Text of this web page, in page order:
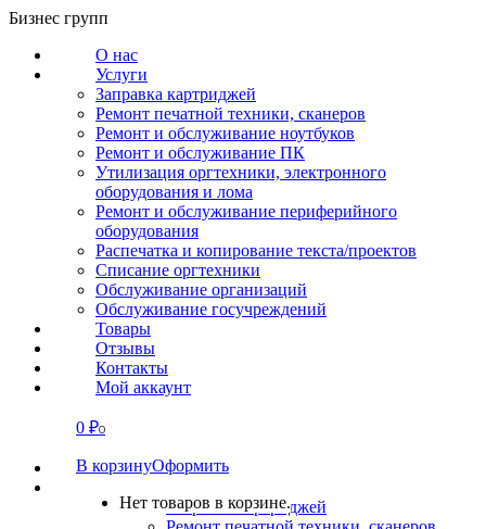
Перейти
содержанию
Бизнес групп
О нас
Услуги
Заправка картриджей
Ремонт печатной техники, сканеров
Ремонт и обслуживание ноутбуков
Ремонт и обслуживание ПК
Утилизация оргтехники, электронного
оборудования и лома
Ремонт и обслуживание периферийного
оборудования
Распечатка и копирование текста/проектов
Списание оргтехники
Обслуживание организаций
Обслуживание госучреждений
Товары
Отзывы
Контакты
Мой аккаунт
0 ₽0
В корзинуОформить
Нет товаров в корзине.
СВЯЗАТЬСЯ
О нас
Заправка картриджей